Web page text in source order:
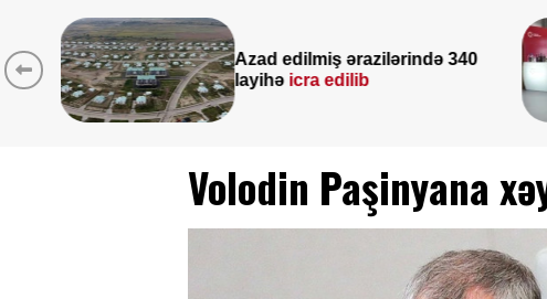
340
Yeni vəzifəyə təyinat alan
Nağdəliyevin DOSYESİ
Volodin Paşinyana